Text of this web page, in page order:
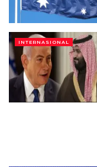
INTERNASIONAL